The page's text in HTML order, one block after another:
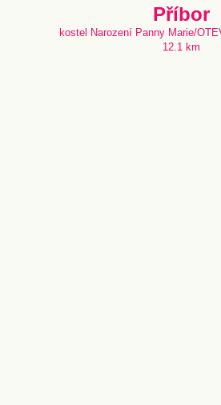
Příbor
kostel Narození Panny Marie/
12.1 km